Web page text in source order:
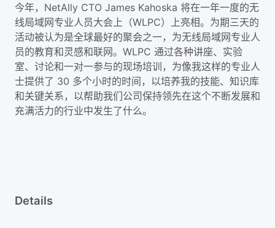
今年，NetAlly CTO James Kahoska 将在一年一度的无
线局域网专业人员大会上（WLPC）上亮相。为期三天的
活动被认为是全球最好的聚会之一，为无线局域网专业人
员的教育和灵感和联网。WLPC 通过各种讲座、实验
室、讨论和一对一参与的现场培训，为像我这样的专业人
士提供了 30 多个小时的时间，以培养我的技能、知识库
和关键关系，以帮助我们公司保持领先在这个不断发展和
充满活力的行业中发生了什么。
Details